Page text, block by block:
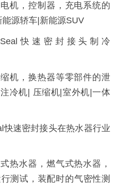
机，控制器，充电系统的
源轿车|新能源SUV
快速密封接头制冷
机，换热器等零部件的泄
冷机| 压缩机|室外机|一体
快速密封接头在热水器行业
热水器，燃气式热水器，
测试，装配时的气密性测